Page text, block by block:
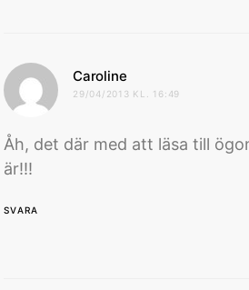
Caroline
29/04/2013 KL. 16:49
Åh, det där med att läsa till
är!!!
SVARA